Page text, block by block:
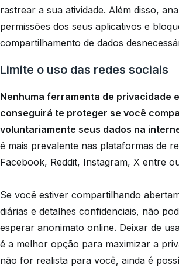
rastrear a sua atividade. Além disso,
permissões dos seus aplicativos e
compartilhamento de dados
Limite o uso das redes sociais
Nenhuma ferramenta de privacidade
conseguirá te proteger se você
voluntariamente seus dados na
é mais prevalente nas plataformas de
Facebook, Reddit, Instagram, X entre
Se você estiver compartilhando
diárias e detalhes confidenciais, não
esperar anonimato online. Deixar de
é a melhor opção para maximizar a
não for realista para você, ainda é